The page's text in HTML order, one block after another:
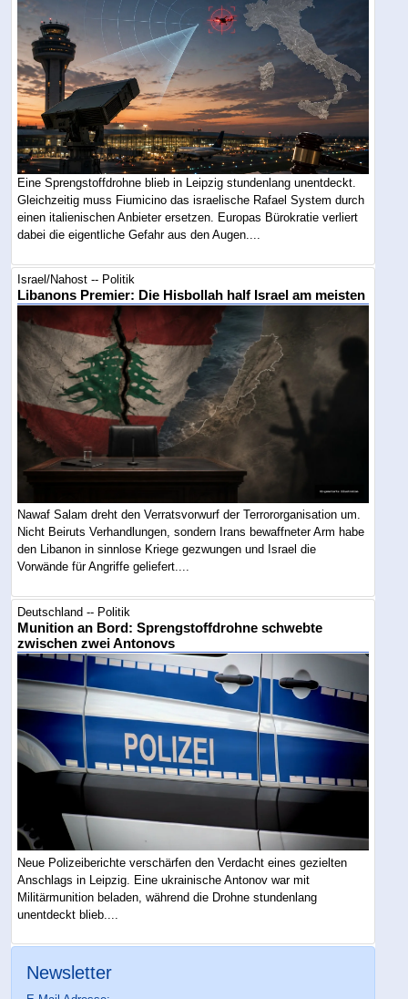
Eine Sprengstoffdrohne blieb in Leipzig stundenlang unentdeckt.
Gleichzeitig muss Fiumicino das israelische Rafael System durch
einen italienischen Anbieter ersetzen. Europas Bürokratie verliert
dabei die eigentliche Gefahr aus den Augen....
Israel/Nahost -- Politik
Libanons Premier: Die Hisbollah half Israel am meisten
Nawaf Salam dreht den Verratsvorwurf der Terrororganisation um.
Nicht Beiruts Verhandlungen, sondern Irans bewaffneter Arm habe
den Libanon in sinnlose Kriege gezwungen und Israel die
Vorwände für Angriffe geliefert....
Deutschland -- Politik
Munition an Bord: Sprengstoffdrohne schwebte
zwischen zwei Antonovs
Neue Polizeiberichte verschärfen den Verdacht eines gezielten
Anschlags in Leipzig. Eine ukrainische Antonov war mit
Militärmunition beladen, während die Drohne stundenlang
unentdeckt blieb....
Newsletter